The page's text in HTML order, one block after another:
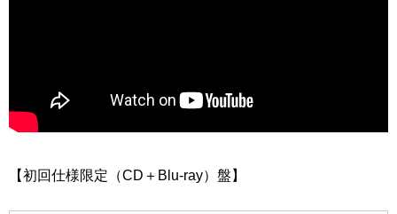
【初回仕様限定（CD＋Blu-ray）盤】